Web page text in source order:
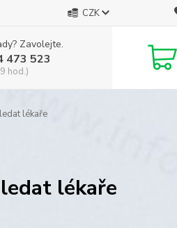
CZK
Zavolejte.
473 523
hod.)
lékaře
lékaře